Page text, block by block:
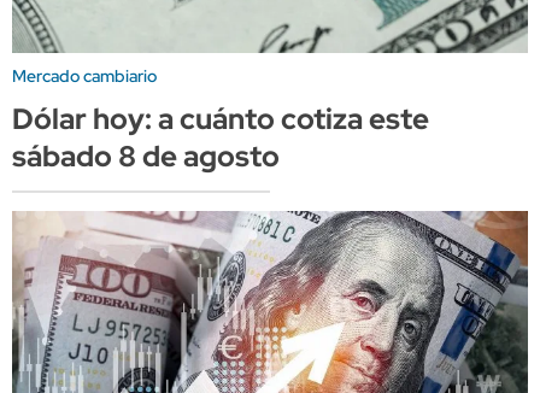
Mercado cambiario
Dólar hoy: a cuánto cotiza este
sábado 8 de agosto